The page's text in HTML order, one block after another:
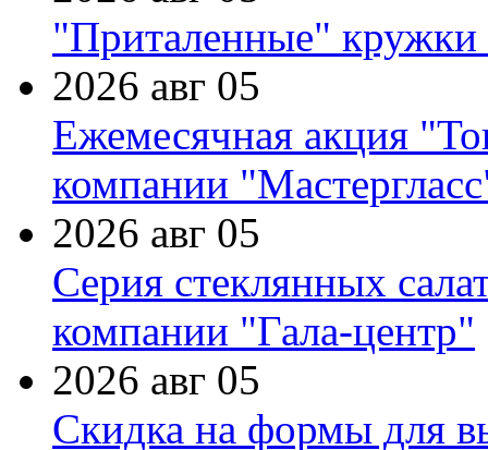
"Приталенные" кружки
2026 авг 05
Ежемесячная акция
компании
2026 авг 05
Серия стеклянных
компании "Гала-центр"
2026 авг 05
Скидка на формы для